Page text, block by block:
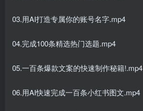
03.用AI打造专属你的账号名字.mp4
04.完成100条精选热门选题.mp4
05.一百条爆款文案的快速制作秘籍!.mp4
06.用AI快速完成一百条小红书图文.mp4